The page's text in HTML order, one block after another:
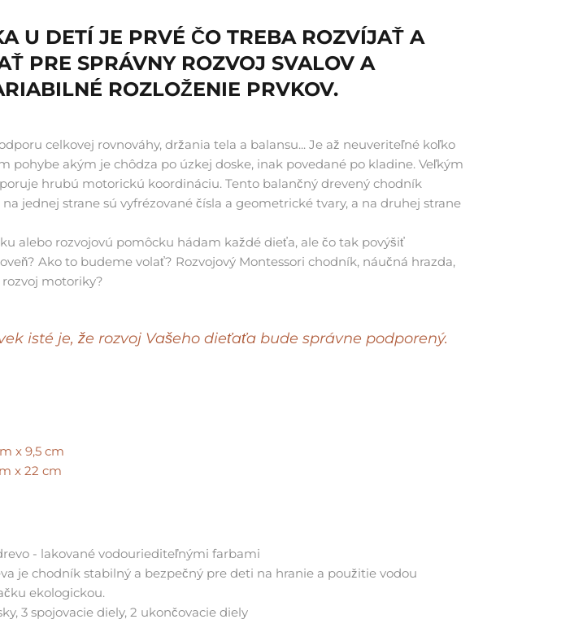
U DETÍ JE PRVÉ ČO TREBA ROZVÍJAŤ A
PRE SPRÁVNY ROZVOJ SVALOV A
ROZLOŽENIE PRVKOV.
celkovej rovnováhy, držania tela a balansu... Je až neuveriteľné koľko
pohybe akým je chôdza po úzkej doske, inak povedané po kladine. Veľkým
hrubú motorickú koordináciu. Tento balančný drevený chodník
jednej strane sú vyfrézované čísla a geometrické tvary, a na druhej strane
alebo rozvojovú pomôcku hádam každé dieťa, ale čo tak povýšiť
Ako to budeme volať? Rozvojový Montessori chodník, náučná hrazda,
motoriky?
isté je, že rozvoj Vašeho dieťaťa bude správne podporený.
x 9,5 cm
x 22 cm
- lakované vodouriediteľnými farbami
je chodník stabilný a bezpečný pre deti na hranie a použitie vodou
ekologickou.
3 spojovacie diely, 2 ukončovacie diely